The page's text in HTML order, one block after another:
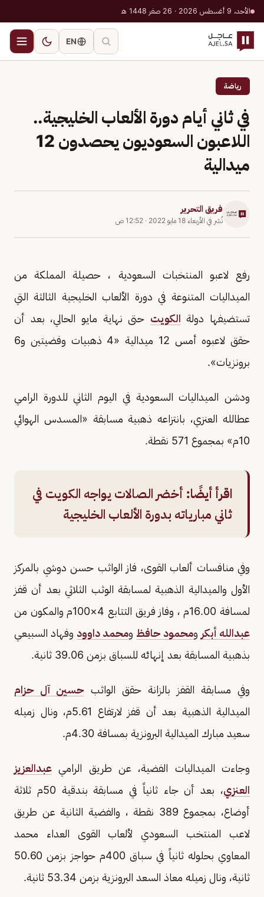
الأحد، 9 أغسطس 2026 · 26 صفر 1448 هـ
EN
رياضة
في ثاني أيام دورة الألعاب الخليجية..
اللاعبون السعوديون يحصدون 12
ميدالية
فريق التحرير
نُشر في الأربعاء 18 مايو 2022 · 12:52 ص
رفع لاعبو المنتخبات السعودية ، حصيلة المملكة من
الميداليات المتنوعة في دورة الألعاب الخليجية الثالثة التي
تستضيفها دولة الكويت حتى نهاية مايو الحالي، بعد أن
حقق لاعبوه أمس 12 ميدالية «4 ذهبيات وفضيتين و6
برونزيات».
ودشن الميداليات السعودية في اليوم الثاني للدورة الرامي
عطالله العنزي، بانتزاعه ذهبية مسابقة «المسدس الهوائي
10م» بمجموع 571 نقطة.
اقرأ أيضًا: أخضر الصالات يواجه الكويت في
ثاني مبارياته بدورة الألعاب الخليجية
وفي منافسات ألعاب القوى، فاز الواثب حسن دوشي بالمركز
الأول والميدالية الذهبية لمسابقة الوثب الثلاثي بعد أن قفز
لمسافة 16.00م ، وفاز فريق التتابع 4×100م والمكون من
عبدالله أبكر ومحمود حافظ ومحمد داوود وفهاد السبيعي
بذهبية المسابقة بعد إنهائه للسباق بزمن 39.06 ثانية.
وفي مسابقة القفز بالزانة حقق الواثب حسين آل حزام
الميدالية الذهبية بعد أن قفز لارتفاع 5.61م، ونال زميله
سعيد مبارك الميدالية البرونزية بمسافة 4.30م.
وجاءت الميداليات الفضية، عن طريق الرامي عبدالعزيز
العنزي
، بعد أن جاء ثانياً في مسابقة بندقية 50م ثلاثة
أوضاع، بمجموع 389 نقطة ، والفضية الثانية عن طريق
لاعب المنتخب السعودي لألعاب القوى العداء محمد
المعاوي بحلوله ثانياً في سباق 400م حواجز بزمن 50.60
ثانية، ونال زميله معاذ السعد البرونزية بزمن 53.34 ثانية.